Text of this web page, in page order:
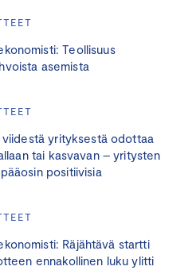
Teollisuus
asemista
yrityksestä odottaa
tai kasvavan – yritysten
positiivisia
Räjähtävä startti
ennakollinen luku ylitti